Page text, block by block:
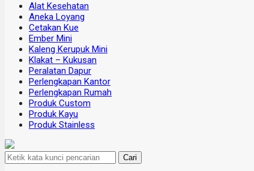
Alat Kesehatan
Aneka Loyang
Cetakan Kue
Ember Mini
Kaleng Kerupuk Mini
Klakat – Kukusan
Peralatan Dapur
Perlengkapan Kantor
Perlengkapan Rumah
Produk Custom
Produk Kayu
Produk Stainless
Cari